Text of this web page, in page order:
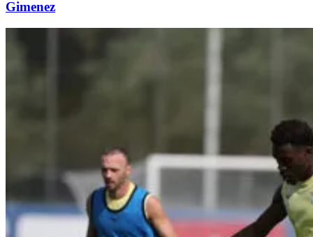
Gimenez